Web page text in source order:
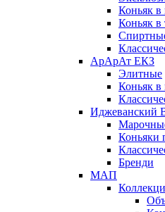
Коньяк в
Коньяк в
АрАрАт ЕКЗ
Элитные
Коньяк в
Иджеванский
Коньяки
Бренди
МАП